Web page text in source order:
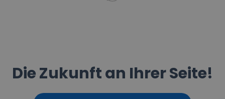
Die Zukunft an Ihrer Seite!